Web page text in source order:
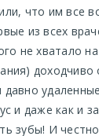
что им все
из всех
не хватало
доходчиво
и даже как и
зубы! И